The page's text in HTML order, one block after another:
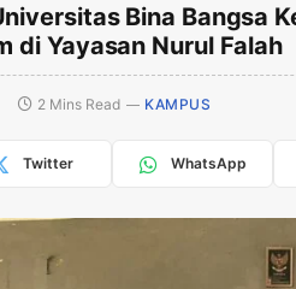
Bina Bangsa
di Yayasan Nurul Falah
2 Mins Read KAMPUS
Twitter WhatsApp